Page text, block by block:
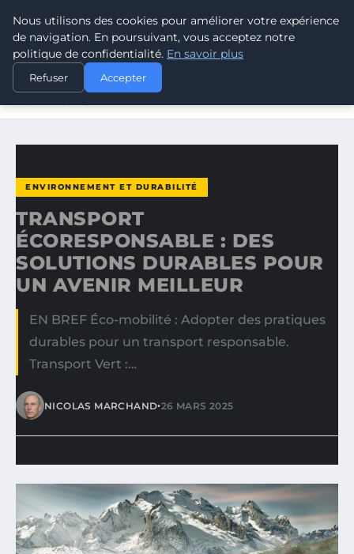
CLIMATE RESPONSE BLOG
ACCUEIL
ENVIRONNEMENT ET DURABILITÉ
TRANSPORT ÉCORESPONSABLE : DES SOLUTIONS
ENVIRONNEMENT ET DURABILITÉ
TRANSPORT
ÉCORESPONSABLE : DES
SOLUTIONS DURABLES POUR
UN AVENIR MEILLEUR
EN BREF Éco-mobilité : Adopter des pratiques
durables pour un transport responsable.
Transport Vert :…
NICOLAS MARCHAND•26 MARS 2025
Nous utilisons des cookies pour améliorer votre expérience
de navigation. En poursuivant, vous acceptez notre
politique de confidentialité. En savoir plus
Refuser Accepter